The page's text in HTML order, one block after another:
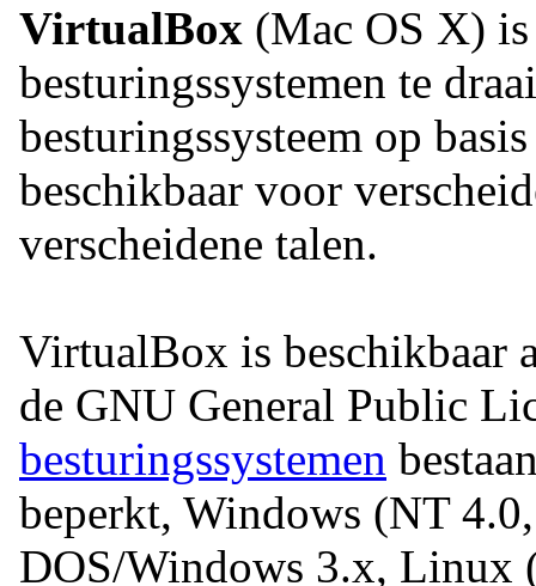
VirtualBox (Mac OS X) is
besturingssystemen te
besturingssysteem op
beschikbaar voor
verscheidene talen.
VirtualBox is beschikbaar
de GNU General Public
besturingssystemen
beperkt, Windows (NT
DOS/Windows 3.x, Linux